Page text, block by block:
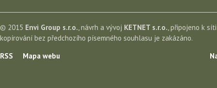
© 2015 Envi Group s.r.o. , návrh a vývoj KETNET s.r.o. , připojeno k
kopírování bez předchozího písemného souhlasu je zakázáno.
RSS
Mapa webu